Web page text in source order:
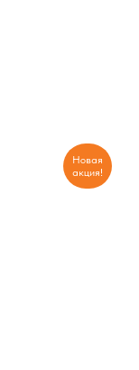
Новая
акция!